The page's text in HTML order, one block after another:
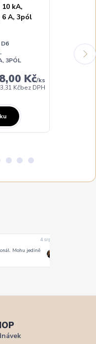
3PÓL
Kč/ks
Kčbez DPH
NOARK
INSTALAČNÍ
4. srpna
Mohu jedině